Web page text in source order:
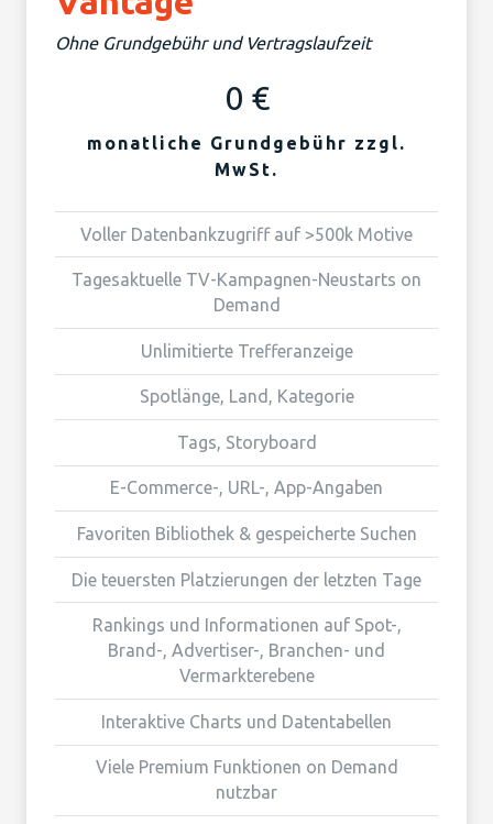
Ohne Grundgebühr und Vertragslaufzeit
0 €
monatliche Grundgebühr zzgl.
MwSt.
Voller Datenbankzugriff auf >500k Motive
Tagesaktuelle TV-Kampagnen-Neustarts on
Demand
Unlimitierte Trefferanzeige
Spotlänge, Land, Kategorie
Tags, Storyboard
E-Commerce-, URL-, App-Angaben
Favoriten Bibliothek & gespeicherte Suchen
Die teuersten Platzierungen der letzten Tage
Rankings und Informationen auf Spot-,
Brand-, Advertiser-, Branchen- und
Vermarkterebene
Interaktive Charts und Datentabellen
Viele Premium Funktionen on Demand
nutzbar